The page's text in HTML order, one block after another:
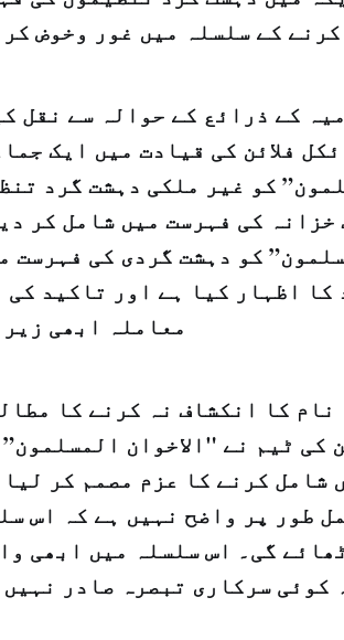
کے سلسلہ میں غور وخوض
کے ذرائع کے حوالہ سے نقل
فلائن کی قیادت میں ایک
کو غیر ملکی دہشت گرد
کی فہرست میں شامل کر
کو دہشت گردی کی فہرست
اظہار کیا ہے اور تاکید کی
معاملہ ابھی
کا انکشاف نہ کرنے کا
کی ٹیم نے "الاخوان
شامل کرنے کا عزم مصمم کر
طور پر واضح نہیں ہے کہ اس
گی۔ اس سلسلہ میں ابھی
کوئی سرکاری تبصرہ صادر